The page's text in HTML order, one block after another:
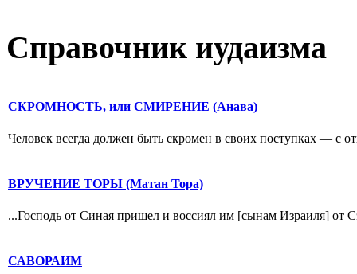
Справочник иудаизма
СКРОМНОСТЬ, или СМИРЕНИЕ (Анава)
Человек всегда должен быть скромен в своих поступках — с
ВРУЧЕНИЕ ТОРЫ (Матан Тора)
...Господь от Синая пришел и воссиял им [сынам Израиля] от
САВОРАИМ